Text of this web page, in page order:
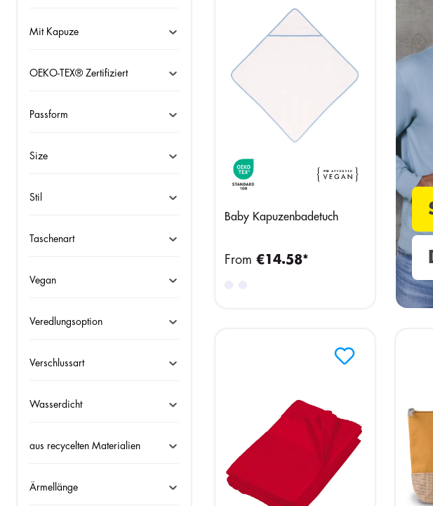
Mit Kapuze
OEKO-TEX® Zertifiziert
Passform
Size
Stil
Taschenart
Vegan
Veredlungsoption
Verschlussart
Wasserdicht
aus recycelten Materialien
Ärmellänge
Baby Kapuzenbadetuch
From €14.58*